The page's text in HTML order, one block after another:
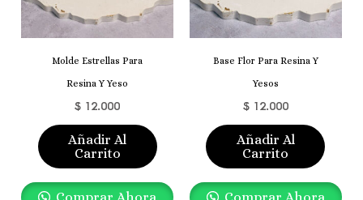
Molde Estrellas Para
Resina Y Yeso
$ 12.000
Añadir Al
Carrito
Base Flor Para Resina Y
Yesos
$12.000
Añadir Al
Carrito